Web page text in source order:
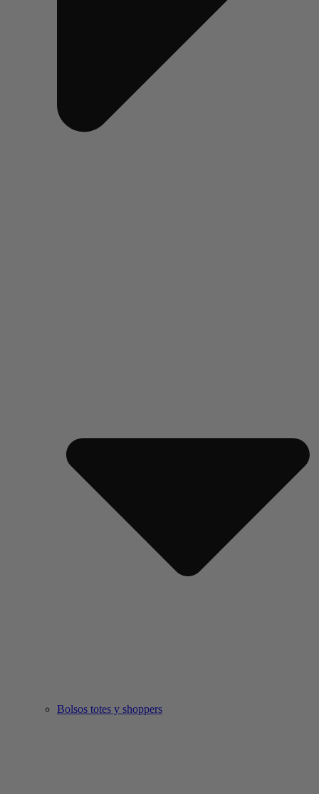
Bolsos totes y shoppers